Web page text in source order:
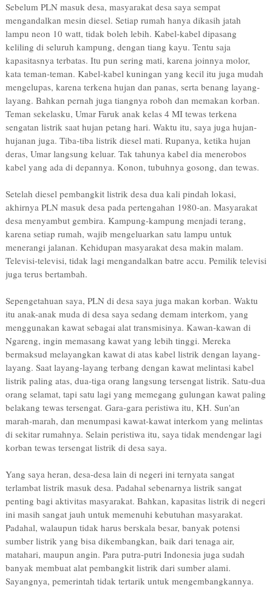
Sebelum PLN masuk desa, masyarakat desa saya sempat
mengandalkan mesin diesel. Setiap rumah hanya dikasih jatah
lampu neon 10 watt, tidak boleh lebih. Kabel-kabel dipasang
keliling di seluruh kampung, dengan tiang kayu. Tentu saja
kapasitasnya terbatas. Itu pun sering mati, karena joinnya molor,
kata teman-teman. Kabel-kabel kuningan yang kecil itu juga mudah
mengelupas, karena terkena hujan dan panas, serta benang layang-
layang. Bahkan pernah juga tiangnya roboh dan memakan korban.
Teman sekelasku, Umar Faruk anak kelas 4 MI tewas terkena
sengatan listrik saat hujan petang hari. Waktu itu, saya juga hujan-
hujanan juga. Tiba-tiba listrik diesel mati. Rupanya, ketika hujan
deras, Umar langsung keluar. Tak tahunya kabel dia menerobos
kabel yang ada di depannya. Konon, tubuhnya gosong, dan tewas.
Setelah diesel pembangkit listrik desa dua kali pindah lokasi,
akhirnya PLN masuk desa pada pertengahan 1980-an. Masyarakat
desa menyambut gembira. Kampung-kampung menjadi terang,
karena setiap rumah, wajib mengeluarkan satu lampu untuk
menerangi jalanan. Kehidupan masyarakat desa makin malam.
Televisi-televisi, tidak lagi mengandalkan batre accu. Pemilik televisi
juga terus bertambah.
Sepengetahuan saya, PLN di desa saya juga makan korban. Waktu
itu anak-anak muda di desa saya sedang demam interkom, yang
menggunakan kawat sebagai alat transmisinya. Kawan-kawan di
Ngareng, ingin memasang kawat yang lebih tinggi. Mereka
bermaksud melayangkan kawat di atas kabel listrik dengan layang-
layang. Saat layang-layang terbang dengan kawat melintasi kabel
listrik paling atas, dua-tiga orang langsung tersengat listrik. Satu-dua
orang selamat, tapi satu lagi yang memegang gulungan kawat paling
belakang tewas tersengat. Gara-gara peristiwa itu, KH. Sun'an
marah-marah, dan menumpasi kawat-kawat interkom yang melintas
di sekitar rumahnya. Selain peristiwa itu, saya tidak mendengar lagi
korban tewas tersengat listrik di desa saya.
Yang saya heran, desa-desa lain di negeri ini ternyata sangat
terlambat listrik masuk desa. Padahal sebenarnya listrik sangat
penting bagi aktivitas masyarakat. Bahkan, kapasitas listrik di negeri
ini masih sangat jauh untuk memenuhi kebutuhan masyarakat.
Padahal, walaupun tidak harus berskala besar, banyak potensi
sumber listrik yang bisa dikembangkan, baik dari tenaga air,
matahari, maupun angin. Para putra-putri Indonesia juga sudah
banyak membuat alat pembangkit listrik dari sumber alami.
Sayangnya, pemerintah tidak tertarik untuk mengembangkannya.